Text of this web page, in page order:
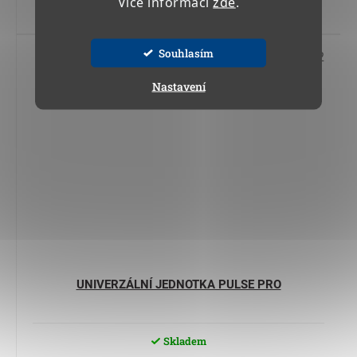
Souhlasím
Nastavení
UNIVERZÁLNÍ JEDNOTKA PULSE PRO
Skladem
13 910 12